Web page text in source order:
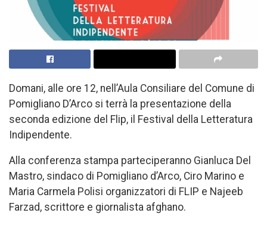
Domani, alle ore 12, nell’Aula Consiliare del Comune di
Pomigliano D’Arco si terrà la presentazione della
seconda edizione del Flip, il Festival della Letteratura
Indipendente.
Alla conferenza stampa parteciperanno Gianluca Del
Mastro, sindaco di Pomigliano d’Arco, Ciro Marino e
Maria Carmela Polisi organizzatori di FLIP e Najeeb
Farzad, scrittore e giornalista afghano.